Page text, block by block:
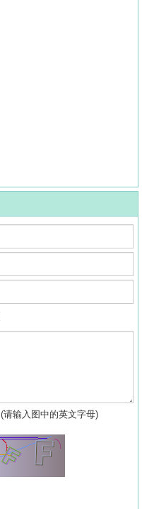
(请输入图中的英文字母)